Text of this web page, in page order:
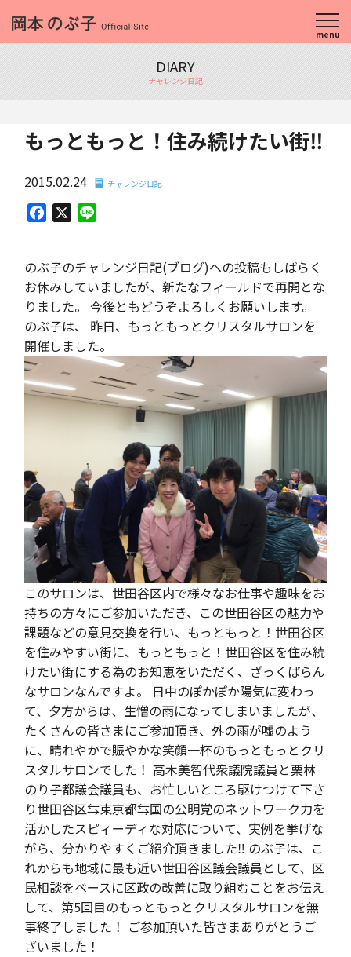
menu
DIARY
チャレンジ日記
もっともっと！住み続けたい街‼︎
2015.02.24 チャレンジ日記
Facebook
のぶ子のチャレンジ日記(ブログ)への投稿もしばらく
お休みしていましたが、新たなフィールドで再開とな
りました。 今後ともどうぞよろしくお願いします。
のぶ子は、 昨日、もっともっとクリスタルサロンを
開催しました。
このサロンは、世田谷区内で様々なお仕事や趣味をお
持ちの方々にご参加いただき、この世田谷区の魅力や
課題などの意見交換を行い、もっともっと！世田谷区
を住みやすい街に、もっともっと！世田谷区を住み続
けたい街にする為のお知恵をいただく、ざっくばらん
なサロンなんですよ。 日中のぽかぽか陽気に変わっ
て、夕方からは、生憎の雨になってしまいましたが、
たくさんの皆さまにご参加頂き、外の雨が嘘のよう
に、晴れやかで賑やかな笑顔一杯のもっともっとクリ
スタルサロンでした！ 高木美智代衆議院議員と栗林
のり子都議会議員も、お忙しいところ駆けつけて下さ
り世田谷区⇆東京都⇆国の公明党のネットワーク力を
活かしたスピィーディな対応について、実例を挙げな
がら、分かりやすくご紹介頂きました‼︎ のぶ子は、こ
れからも地域に最も近い世田谷区議会議員として、区
民相談をベースに区政の改善に取り組むことをお伝え
して、第5回目のもっともっとクリスタルサロンを無
事終了しました！ ご参加頂いた皆さまありがとうご
ざいました！